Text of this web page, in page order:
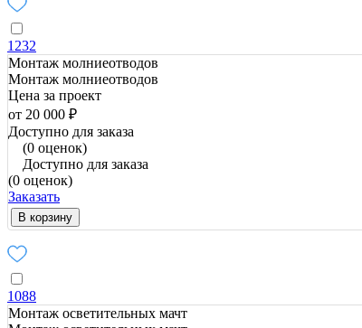
1232
Монтаж молниеотводов
Монтаж молниеотводов
Цена за проект
от 20 000 ₽
Доступно для заказа
(0 оценок)
Доступно для заказа
(0 оценок)
Заказать
В корзину
1088
Монтаж осветительных мачт